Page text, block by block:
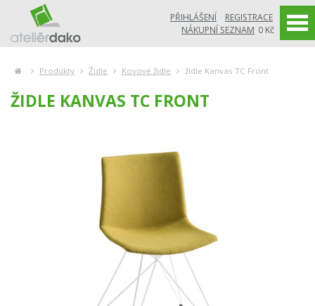
PŘIHLÁŠENÍ
REGISTRACE
NÁKUPNÍ SEZNAM 0 Kč
Produkty Židle Kovové židle židle Kanvas TC Front
ŽIDLE KANVAS TC FRONT